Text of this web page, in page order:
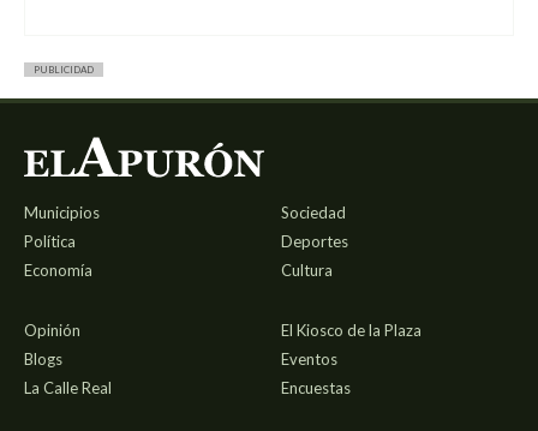
PUBLICIDAD
Municipios
Política
Economía
Sociedad
Deportes
Cultura
Opinión
Blogs
La Calle Real
El Kiosco de la Plaza
Eventos
Encuestas